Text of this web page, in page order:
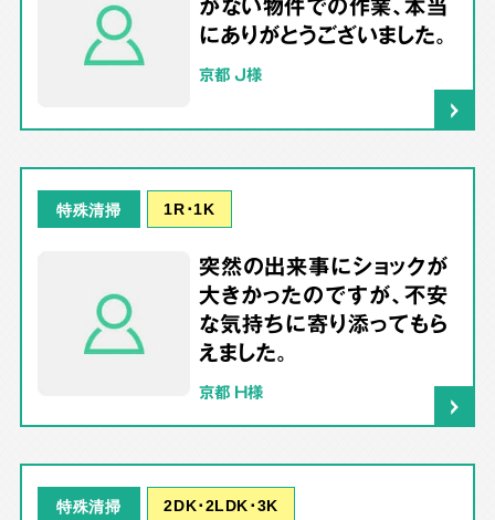
にありがとうございました。
京都 J様
特殊清掃 1R･1K
突然の出来事にショックが
大きかったのですが、不安
な気持ちに寄り添ってもら
えました。
京都 H様
特殊清掃 2DK･2LDK･3K